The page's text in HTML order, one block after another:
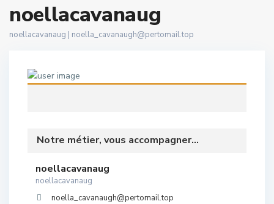
noellacavanaug
noellacavanaug | noella_cavanaugh@pertomail.top
Notre métier, vous accompagner...
noellacavanaug
noellacavanaug
noella_cavanaugh@pertomail.top